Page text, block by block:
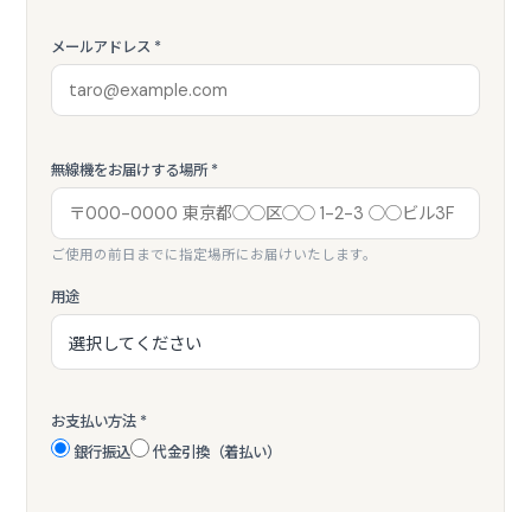
メールアドレス *
無線機をお届けする場所 *
ご使用の前日までに指定場所にお届けいたします。
用途
お支払い方法 *
銀行振込
代金引換（着払い）